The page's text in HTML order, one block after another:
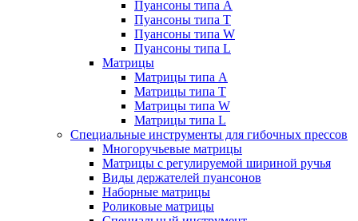
Пуансоны типа A
Пуансоны типа T
Пуансоны типа W
Пуансоны типа L
Матрицы
Матрицы типа A
Матрицы типа T
Матрицы типа W
Матрицы типа L
Специальные инструменты для гибочных прессов
Многоручьевые матрицы
Матрицы с регулируемой шириной ручья
Виды держателей пуансонов
Наборные матрицы
Роликовые матрицы